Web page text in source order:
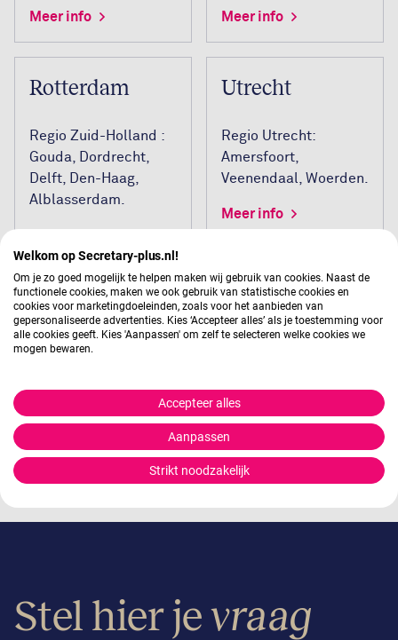
Meer info Meer info
Rotterdam
Regio Zuid-Holland :
Gouda, Dordrecht,
Delft, Den-Haag,
Alblasserdam.
Utrecht
Regio Utrecht:
Amersfoort,
Veenendaal, Woerden.
Meer info
Zwolle
Regio Oost-
Doetinchem,
Nijmegen, Enschede.
Stel hier jevraag
Welkom op Secretary-plus.nl!
Om je zo goed mogelijk te helpen maken wij gebruik van cookies. Naast de
functionele cookies, maken we ook gebruik van statistische cookies en
cookies voor marketingdoeleinden, zoals voor het aanbieden van
gepersonaliseerde advertenties. Kies ‘Accepteer alles’ als je toestemming voor
alle cookies geeft. Kies 'Aanpassen' om zelf te selecteren welke cookies we
mogen bewaren.
Accepteer alles
Aanpassen
Strikt noodzakelijk